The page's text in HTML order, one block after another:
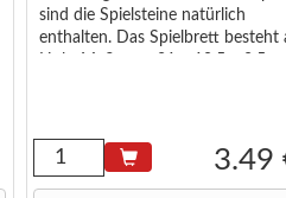
sind die Spielsteine natürlich
enthalten. Das Spielbrett besteht
3.49